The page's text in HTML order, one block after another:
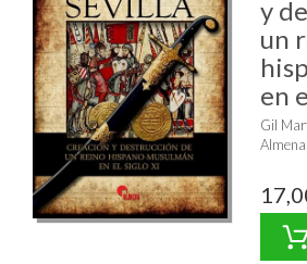
y
un
en
Gil